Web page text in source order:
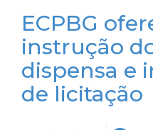
ECPBG
instrução
dispensa e
de licitação